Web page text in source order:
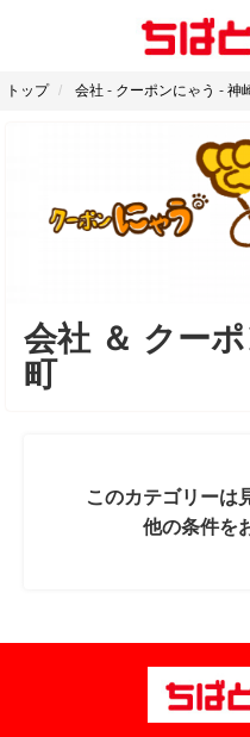
トップ 会社 - クーポンにゃう - 神
会社 ＆ クー
町
このカテゴリーは
他の条件を